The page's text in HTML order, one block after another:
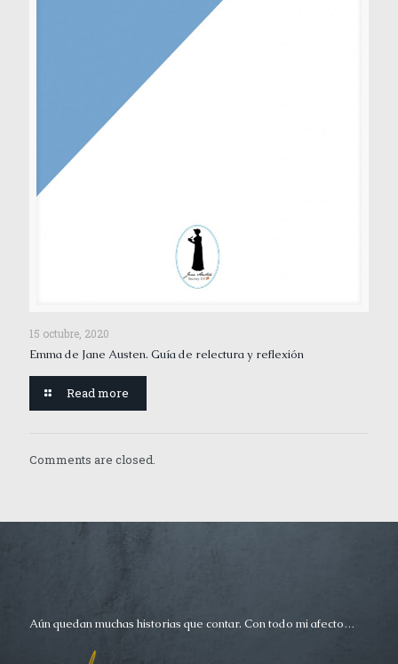
15 octubre, 2020
Emma de Jane Austen. Guía de relectura y reflexión
Read more
Comments are closed.
Aún quedan muchas historias que contar. Con todo mi afecto…